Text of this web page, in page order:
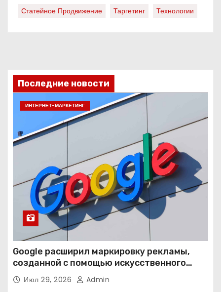
Статейное Продвижение
Таргетинг Технологии
Последние новости
ИНТЕРНЕТ-МАРКЕТИНГ
Google расширил маркировку рекламы,
созданной с помощью искусственного
интеллекта
Июл 29, 2026 Admin